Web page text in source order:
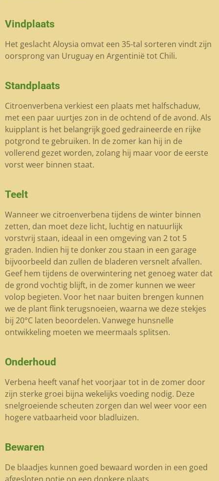
Vindplaats
Het geslacht Aloysia omvat een 35-tal sorteren vindt zijn
oorsprong van Uruguay en Argentinië tot Chili.
Standplaats
Citroenverbena verkiest een plaats met halfschaduw,
met een paar uurtjes zon in de ochtend of de avond. Als
kuipplant is het belangrijk goed gedraineerde en rijke
potgrond te gebruiken. In de zomer kan hij in de
vollerend gezet worden, zolang hij maar voor de eerste
vorst weer binnen staat.
Teelt
Wanneer we citroenverbena tijdens de winter binnen
zetten, dan moet deze licht, luchtig en natuurlijk
vorstvrij staan, ideaal in een omgeving van 2 tot 5
graden. Indien hij te donker zou staan in een garage
bijvoorbeeld dan zullen de bladeren versnelt afvallen.
Geef hem tijdens de overwintering net genoeg water dat
de grond vochtig blijft, in de zomer kunnen we weer
volop begieten. Voor het naar buiten brengen kunnen
we de plant flink terugsnoeien, waarna we deze stekjes
bij 20°C laten beoordelen. Vanwege hunsnelle
ontwikkeling moeten we meermaals splitsen.
Onderhoud
Verbena heeft vanaf het voorjaar tot in de zomer door
zijn sterke groei bijna wekelijks voeding nodig. Deze
snelgroeiende scheuten zorgen dan wel weer voor een
hogere vatbaarheid voor bladluizen.
Bewaren
De blaadjes kunnen goed bewaard worden in een goed